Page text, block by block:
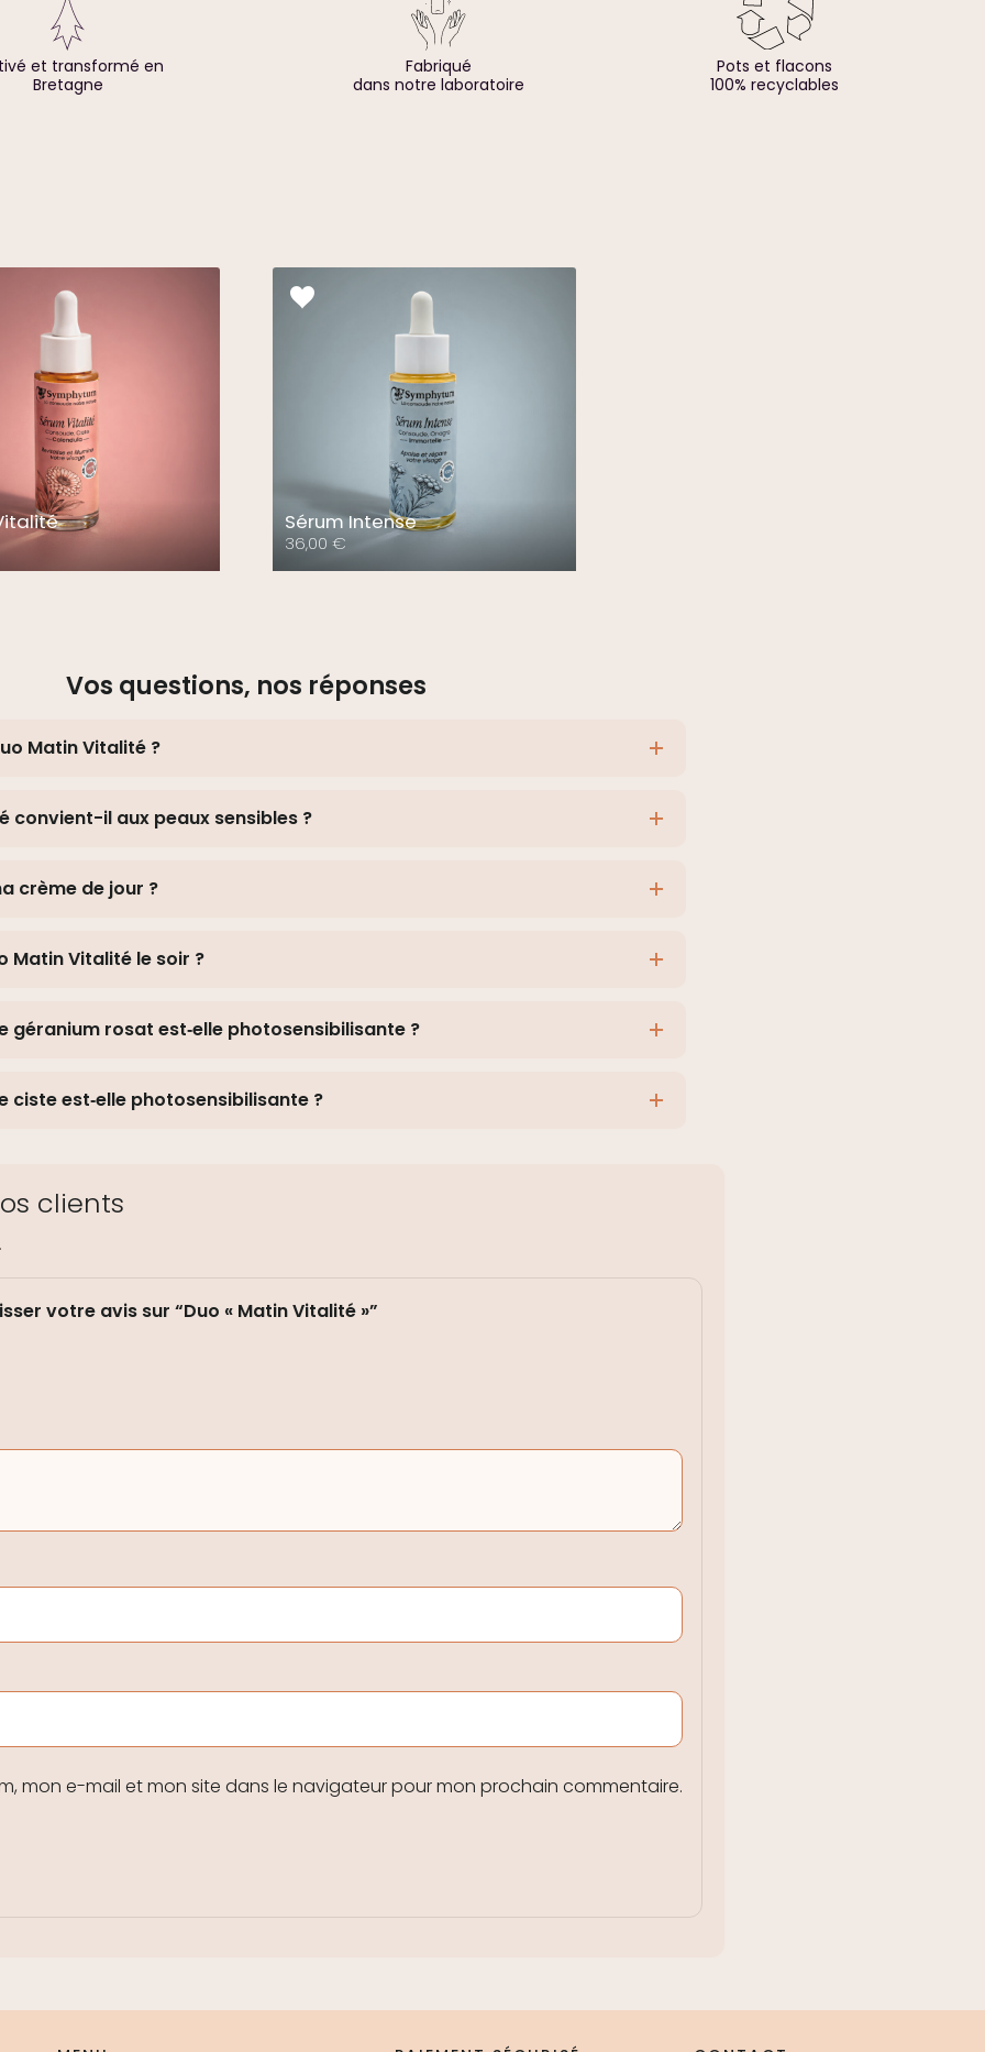
et transformé en
Bretagne
Fabriqué
dans notre laboratoire
Pots et flacons
100% recyclables
Sérum Intense
36,00€
Vos questions, nos réponses
Matin Vitalité ?
convient-il aux peaux sensibles ?
crème de jour ?
Matin Vitalité le soir ?
géranium rosat est‑elle photosensibilisante ?
ciste est‑elle photosensibilisante ?
clients
votre avis sur “Duo « Matin Vitalité »”
mon e-mail et mon site dans le navigateur pour mon prochain commentaire.